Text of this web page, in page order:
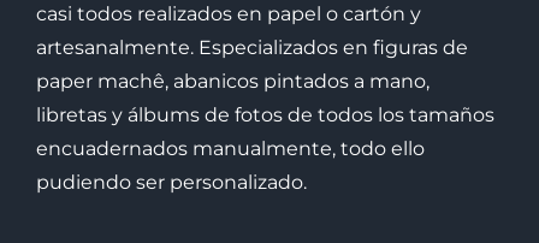
casi todos realizados en papel o cartón y
artesanalmente. Especializados en figuras de
paper machê, abanicos pintados a mano,
libretas y álbums de fotos de todos los tamaños
encuadernados manualmente, todo ello
pudiendo ser personalizado.